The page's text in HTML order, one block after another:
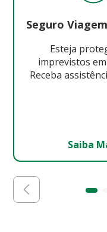
Seguro
Esteja
imprevistos
Receba
Saiba